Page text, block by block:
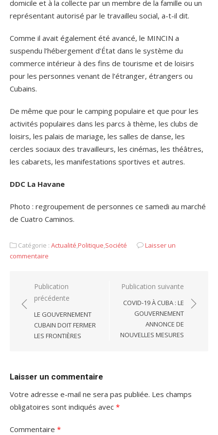
domicile et à la collecte par un membre de la famille ou un
représentant autorisé par le travailleu social, a-t-il dit.
Comme il avait également été avancé, le MINCIN a
suspendu l’hébergement d’État dans le système du
commerce intérieur à des fins de tourisme et de loisirs
pour les personnes venant de l’étranger, étrangers ou
Cubains.
De même que pour le camping populaire et que pour les
activités populaires dans les parcs à thème, les clubs de
loisirs, les palais de mariage, les salles de danse, les
cercles sociaux des travailleurs, les cinémas, les théâtres,
les cabarets, les manifestations sportives et autres.
DDC La Havane
Photo : regroupement de personnes ce samedi au marché
de Cuatro Caminos.
Catégorie : Actualité,Politique,Société
Laisser un
commentaire
Navigation
de
l’article
Publication
précédente
LE GOUVERNEMENT
CUBAIN DOIT FERMER
LES FRONTIÈRES
Publication suivante
COVID-19 À CUBA : LE
GOUVERNEMENT
ANNONCE DE
NOUVELLES MESURES
Laisser un commentaire
Votre adresse e-mail ne sera pas publiée. Les champs
obligatoires sont indiqués avec *
Commentaire *